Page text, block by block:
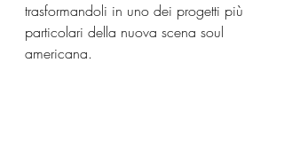
trasformandoli in uno dei progetti più
particolari della nuova scena soul
americana.